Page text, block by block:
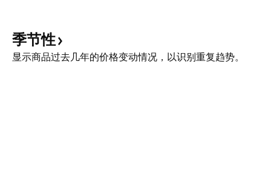
季节性
显示商品过去几年的价格变动情况，以识别重复趋势。